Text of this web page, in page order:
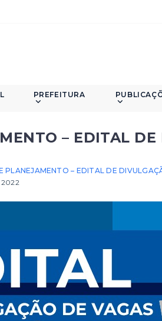
PREFEITURA
– EDITAL
PLANEJAMENTO – EDITAL DE
2022